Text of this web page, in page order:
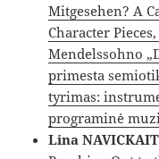
Mitgesehen? A
Character
Mendelssohno
primesta
tyrimas:
programinė
Lina